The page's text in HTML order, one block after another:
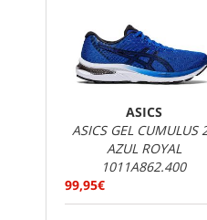
ASICS
ASICS GEL CUMULUS
AZUL ROYAL
1011A862.400
99,95€